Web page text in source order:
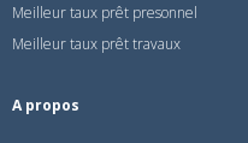
Meilleur taux prêt presonnel
Meilleur taux prêt travaux
A propos